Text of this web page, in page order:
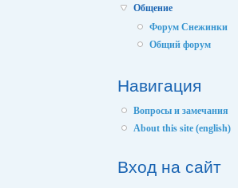
Общение
Форум Снежинки
Общий форум
Навигация
Вопросы и замечания
About this site (english)
Вход на сайт